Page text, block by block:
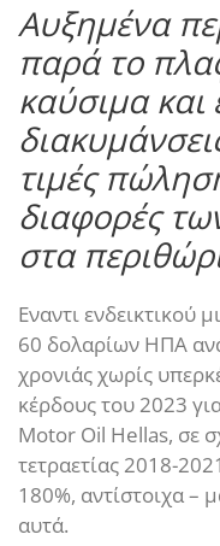
Αυξημένα
παρά το
καύσιμα και
τιμές
διαφορές
στα
Εναντι ενδεικτικού
60 δολαρίων ΗΠΑ
χρονιάς χωρίς
κέρδους του 2023
Motor Oil Hellas, σε
τετραετίας 2018-
180%, αντίστοιχα –
αυτά.